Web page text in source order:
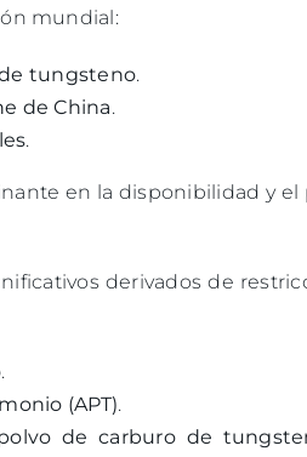
mundial:
de tungsteno.
de China.
.
en la disponibilidad y el
derivados de
.
(APT).
de carburo de